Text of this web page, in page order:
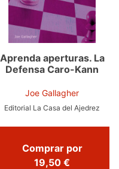
Aprenda aperturas. La
Defensa Caro-Kann
Joe Gallagher
Editorial La Casa del Ajedrez
Comprar por
19,50 €